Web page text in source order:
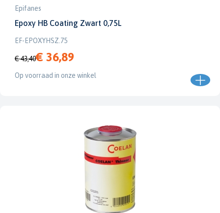
Epifanes
Epoxy HB Coating Zwart 0,75L
EF-EPOXYHSZ.75
€ 43,40€ 36,89
Op voorraad in onze winkel